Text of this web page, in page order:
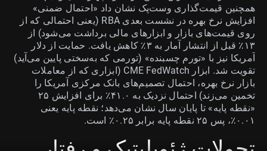
همچنین قیمت‌گذاری وست‌پک نشان داد «احتمال ضمنی»
افزایش نرخ بهره در نشست بعدی RBA (یعنی احتمالی که از
روی قیمت‌های بازار و ابزارهای مالی برداشت می‌شود) از
۱۳٪ قبل از انتشار آمار به ۳٪ کاهش یافت. حمایت از دلار
آمریکا نیز با «تورم چسبنده» (تورمی که به‌سختی پایین می‌آید)
تقویت شد. ابزار CME FedWatch (ابزاری که از معاملات
بازار نرخ بهره، احتمال تصمیم‌های بانک مرکزی آمریکا را
تخمین می‌زند) احتمال نزدیک به ۴۱.۰٪ برای افزایش ۲۵
«نقطه پایه» تا پایان سال نشان می‌دهد؛ نقطه پایه یعنی
۰.۰۱٪، پس ۲۵ نقطه پایه برابر ۰.۲۵٪ است.